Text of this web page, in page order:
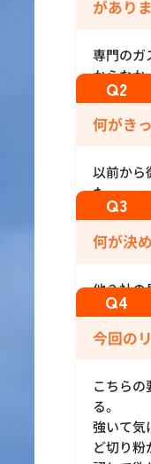
があり
専門のガ
からなか
何がき
以前から
た。
何が決
他２社の
今回の
こちら
る。
強いて気
ど切り